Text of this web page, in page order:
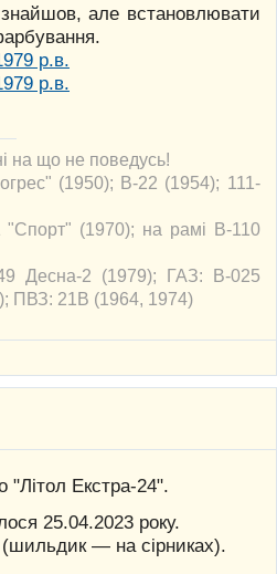
знайшов, але встановлювати
на що не поведусь!
(1950); В-22 (1954); 111-
на рамі В-110
2 (1979); ГАЗ: В-025
ПВЗ: 21В (1964, 1974)
"Літол Екстра-24".
25.04.2023 року.
(шильдик — на сірниках).